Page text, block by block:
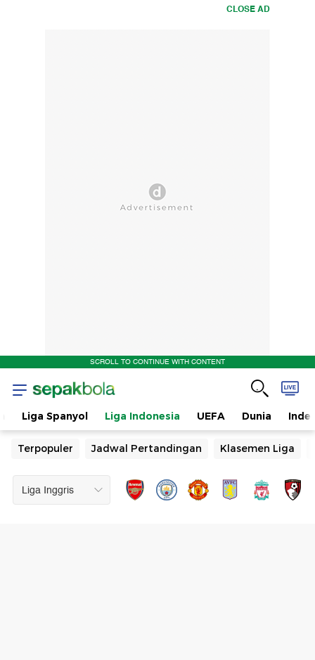
CLOSE AD
SCROLL TO CONTINUE WITH CONTENT
Liga Spanyol Liga Indonesia UEFA Dunia
Terpopuler Jadwal Pertandingan Klasemen Liga